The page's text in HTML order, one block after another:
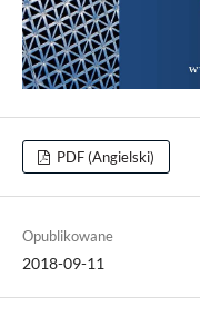
PDF (Angielski)
Opublikowane
2018-09-11